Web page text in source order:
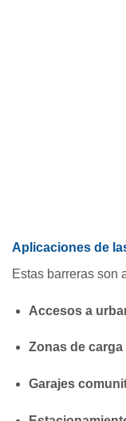
Aplicaciones de
Estas barreras son
Accesos a
Zonas de
Garajes